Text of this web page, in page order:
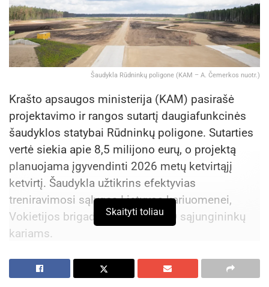
Šaudykla Rūdninkų poligone (KAM – A. Čemerkos nuotr.)
Krašto apsaugos ministerija (KAM) pasirašė
projektavimo ir rangos sutartį daugiafunkcinės
šaudyklos statybai Rūdninkų poligone. Sutarties
vertė siekia apie 8,5 milijono eurų, o projektą
planuojama įgyvendinti 2026 metų ketvirtąjį
ketvirtį. Šaudykla užtikrins efektyvias
treniravimosi sąlygas Lietuvos kariuomenei,
Vokietijos brigadai bei kitų NATO sąjungininkų
kariams.
„Rūdninkų poligone vystoma
infrastruktūra – tai strateginė investicija
Skaityti toliau